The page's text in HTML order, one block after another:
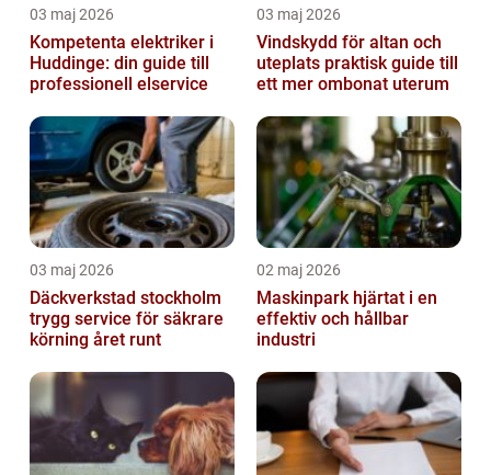
03 maj 2026
Kompetenta elektriker i
Huddinge: din guide till
professionell elservice
03 maj 2026
Vindskydd för altan och
uteplats praktisk guide till
ett mer ombonat uterum
03 maj 2026
Däckverkstad stockholm
trygg service för säkrare
körning året runt
02 maj 2026
Maskinpark hjärtat i en
effektiv och hållbar
industri